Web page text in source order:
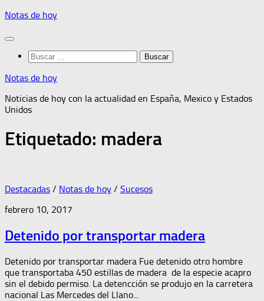
Saltar
contenido
Notas de hoy
Buscar:
Notas de hoy
Noticias de hoy con la actualidad en España, Mexico y Estados
Unidos
Etiquetado: madera
Destacadas / Notas de hoy / Sucesos
febrero 10, 2017
Detenido por transportar madera
Detenido por transportar madera Fue detenido otro hombre
que transportaba 450 estillas de madera de la especie acapro
sin el debido permiso. La detencción se produjo en la carretera
nacional Las Mercedes del Llano...